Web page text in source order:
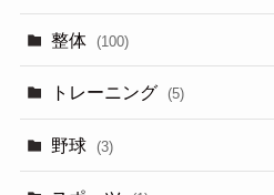
整体 (100)
トレーニング (5)
野球 (3)